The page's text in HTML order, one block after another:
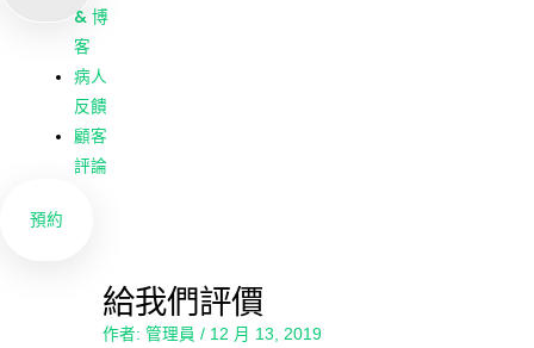
& 博
客
病人
反饋
顧客
評論
預約
給我們評價
作者:管理員/ 12 月 13, 2019